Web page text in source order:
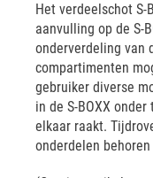
Het verdeelschot S-
aanvulling op de S-
onderverdeling van
compartimenten
gebruiker diverse
in de S-BOXX
elkaar raakt.
onderdelen